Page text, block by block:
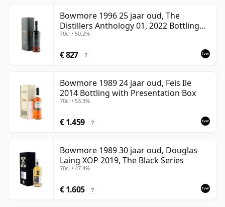
Bowmore 1996 25 jaar oud, The
Distillers Anthology 01, 2022 Bottling
with Presentation Box
70cl • 50.2%
€ 827 ?
Bowmore 1989 24 jaar oud, Feis Ile
2014 Bottling with Presentation Box
70cl • 53.3%
€ 1.459 ?
Bowmore 1989 30 jaar oud, Douglas
Laing XOP 2019, The Black Series
70cl • 47.4%
€ 1.605 ?